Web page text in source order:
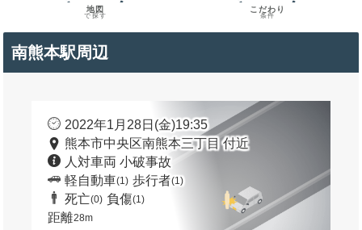
地図
で探す
こだわり
条件
南熊本駅周辺
2022年1月28日(金)19:35
熊本市中央区南熊本三丁目 付近
人対車両 小破事故
軽自動車(1) 歩行者(1)
死亡(0) 負傷(1)
距離28m